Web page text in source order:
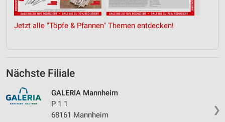
Jetzt alle "Töpfe & Pfannen" Themen entdecken!
Nächste Filiale
❯
GALERIA Mannheim
P 1 1
68161 Mannheim